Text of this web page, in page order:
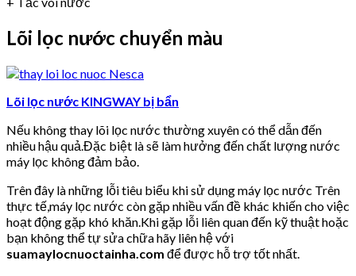
Lõi lọc nước chuyển màu
Lõi lọc nước KINGWAY bị bẩn
Nếu không thay lõi lọc nước thường xuyên có thể dẫn đến
nhiều hậu quả.Đặc biệt là sẽ làm hưởng đến chất lượng nước
máy lọc không đảm bảo.
Trên đây là những lỗi tiêu biểu khi sử dụng máy lọc nước Trên
thực tế,máy lọc nước còn gặp nhiều vấn đề khác khiến cho việc
hoạt động gặp khó khăn.Khi gặp lỗi liên quan đến kỹ thuật hoặc
bạn không thể tự sửa chữa hãy liên hệ với
suamaylocnuoctainha.com để được hỗ trợ tốt nhất.